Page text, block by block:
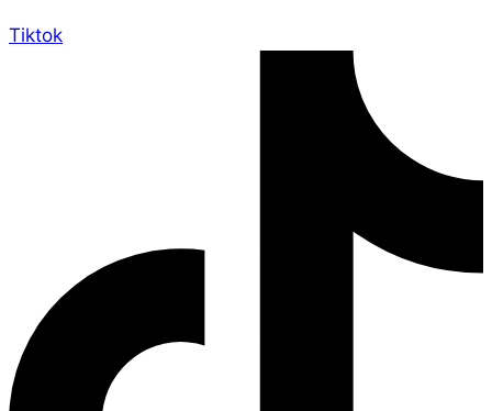
Tiktok